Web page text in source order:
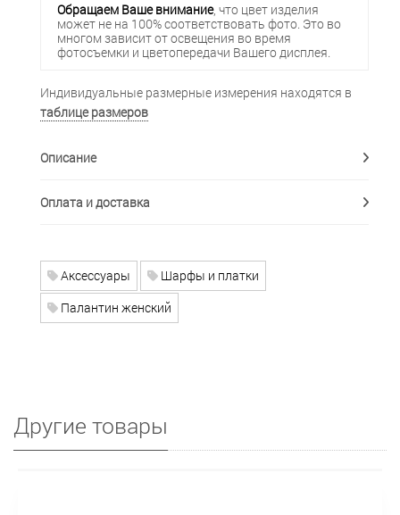
Обращаем Ваше внимание, что цвет изделия
может не на 100% соответствовать фото. Это во
многом зависит от освещения во время
фотосъемки и цветопередачи Вашего дисплея.
Индивидуальные размерные измерения находятся в
таблице размеров
Описание
Оплата и доставка
Аксессуары
Шарфы и платки
Палантин женский
Другие товары